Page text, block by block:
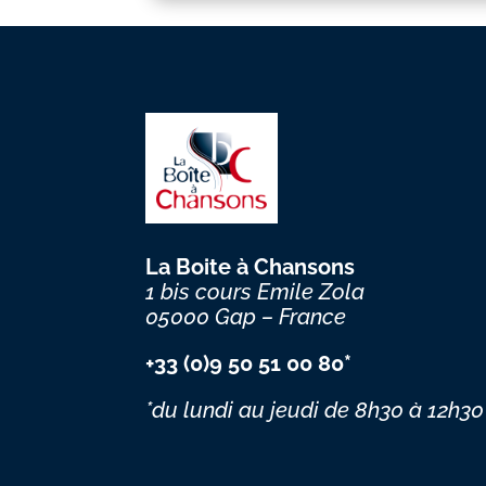
La Boite à Chansons
1 bis cours Emile Zola
05000 Gap – France
+33 (0)9 50 51 00 80*
*du lundi au jeudide 8h30 à 12h30